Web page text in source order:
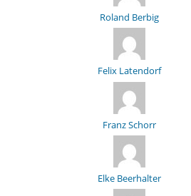
Roland Berbig
Felix Latendorf
Franz Schorr
Elke Beerhalter